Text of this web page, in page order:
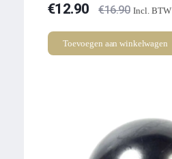
€12.90 €16.90 Incl. BTW
Toevoegen aan winkelwagen